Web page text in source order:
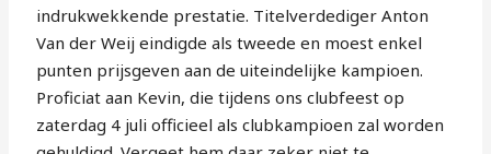
indrukwekkende prestatie. Titelverdediger Anton
Van der Weij eindigde als tweede en moest enkel
punten prijsgeven aan de uiteindelijke kampioen.
Proficiat aan Kevin, die tijdens ons clubfeest op
zaterdag 4 juli officieel als clubkampioen zal worden